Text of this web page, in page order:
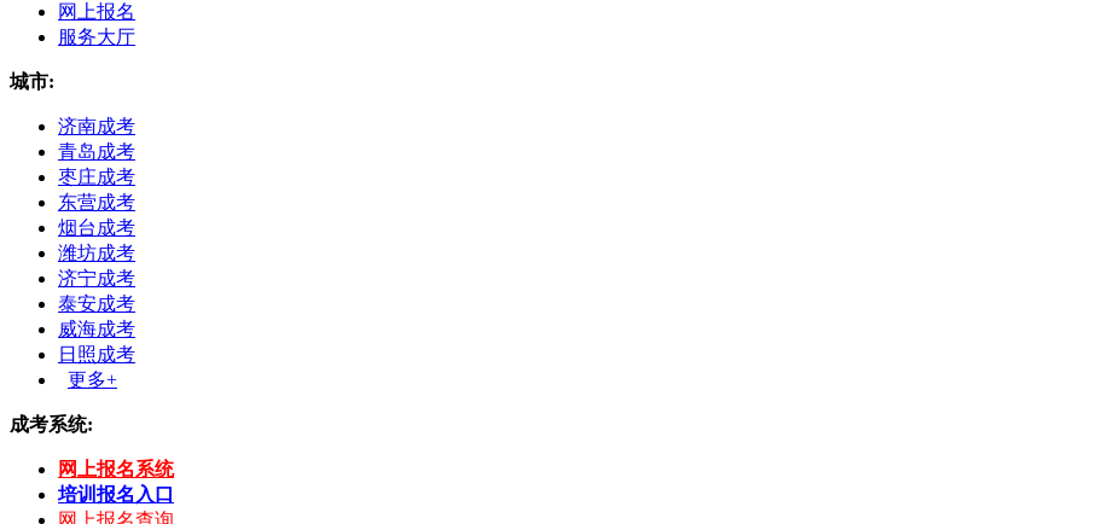
网上报名
服务大厅
城市:
济南成考
青岛成考
枣庄成考
东营成考
烟台成考
潍坊成考
济宁成考
泰安成考
威海成考
日照成考
更多+
成考系统:
网上报名系统
培训报名入口